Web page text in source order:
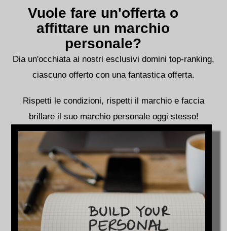
Vuole fare un'offerta o
affittare un marchio
personale?
Dia un'occhiata ai nostri esclusivi domini top-ranking,
ciascuno offerto con una fantastica offerta.
Rispetti le condizioni, rispetti il marchio e faccia
brillare il suo marchio personale oggi stesso!